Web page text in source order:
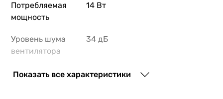
Потребляемая
мощность
14 Вт
Уровень шума
вентилятора
34 дБ
Шум от
стандартный (от 28 до 35 дБ)
Показать все характеристики